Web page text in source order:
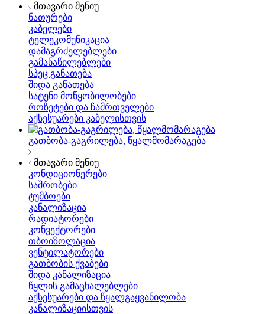
მთავარი მენიუ
ნათურები
კაბელები
ტელეკომუნიკაცია
დამაგრძელებლები
გამანაწილებლები
სპეც განათება
შიდა განათება
სატენი მოწყობილობები
როზეტები და ჩამრთველები
აქსესუარები კაბელისთვის
გათბობა-გაგრილება, წყალმომარაგება
მთავარი მენიუ
კონდიციონერები
საშრობები
ტუმბოები
კანალიზაცია
რადიატორები
კონვექტორები
თბოიზოლაცია
ვენტილატორები
გათბობის ქვაბები
შიდა კანალიზაცია
წყლის გამაცხალებლები
აქსესუარები და წყალგაყვანილობა
კანალიზაციისთვის